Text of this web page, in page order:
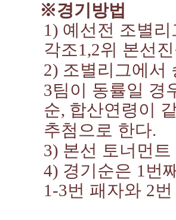
※경기방법
1) 예선전 조별
각조1,2위 본선
2) 조별리그에서
3팀이 동률일 경
순, 합산연령이
추첨으로 한다.
3) 본선 토너먼트
4) 경기순은 1 번
1-3번 패자와 2